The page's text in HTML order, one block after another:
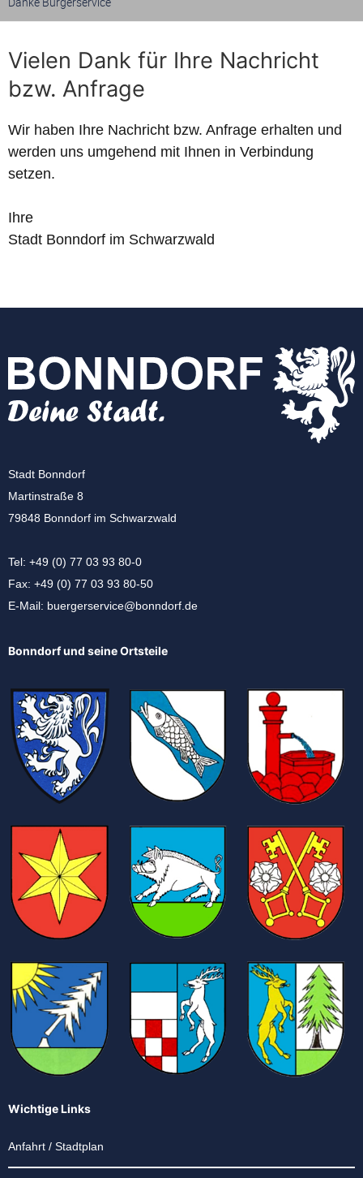
Vielen Dank für Ihre Nachricht
bzw. Anfrage
Wir haben Ihre Nachricht bzw. Anfrage erhalten und
werden uns umgehend mit Ihnen in Verbindung
setzen.
Ihre
Stadt Bonndorf im Schwarzwald
Stadt Bonndorf
Martinstraße 8
79848 Bonndorf im Schwarzwald
Tel: +49 (0) 77 03 93 80-0
Fax: +49 (0) 77 03 93 80-50
E-Mail: buergerservice@bonndorf.de
Bonndorf und seine Ortsteile
Wichtige Links
Anfahrt / Stadtplan